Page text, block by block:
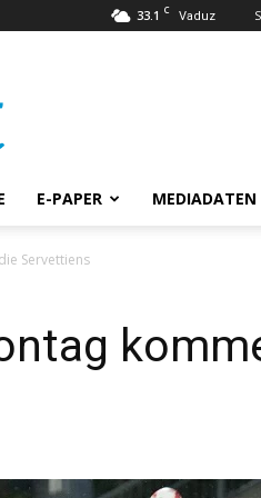
33.1 C Vaduz
E-PAPER MEDIADATEN
Servettiens